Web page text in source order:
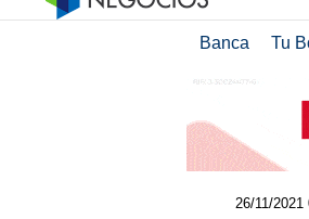
Banca Tu
26/11/2021